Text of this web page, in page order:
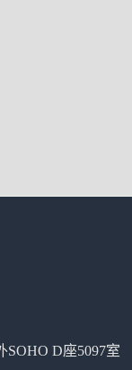
D座5097室